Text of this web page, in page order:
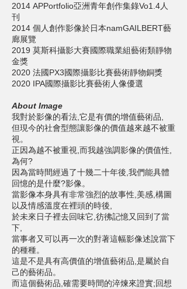
2014 APPortfolio亞洲青年創作集錄Vo1.4人
刊
2014 個人創作影像於日本namGAILBERT藝
廊展覽
2019 莫斯科攝影大賽國際職業組藝術類靜物
金獎
2020 法國PX3國際攝影比賽藝術靜物銅獎
2020 IPA國際攝影比賽藝術人像優選
About Image
我對於影像的看法,它是有價的增值藝術品,
但現今的社會型態讓影像的價值越來越不被重
視。
正因為越不被重視,而我越強調影像的價值性,
為何?
因為當時間經過了十幾二十年後,我們能具體
回憶的是什麼?影像。
當影像本身具有非常強烈的故事性,美感,構圖
以及情感溫度在裡頭的時後,
於未來日子裡去回味它,彷彿記憶又回到了當
下,
當事者又可以再一次的對著這幅影像述說當下
的種種。
這是不是具有高價值的增值藝術品,是屬於自
己的藝術品。
而這個藝術品,確需要時間的淬煉來證實;回想